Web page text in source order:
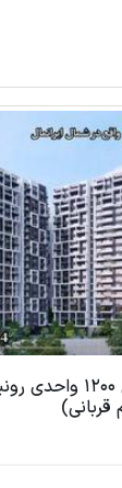
پیش فروش پروژه لوکس